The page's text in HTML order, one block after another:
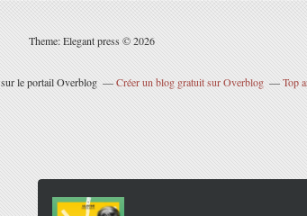
Theme: Elegant press © 2026
sur le portail Overblog Créer un blog gratuit sur Overblog Top